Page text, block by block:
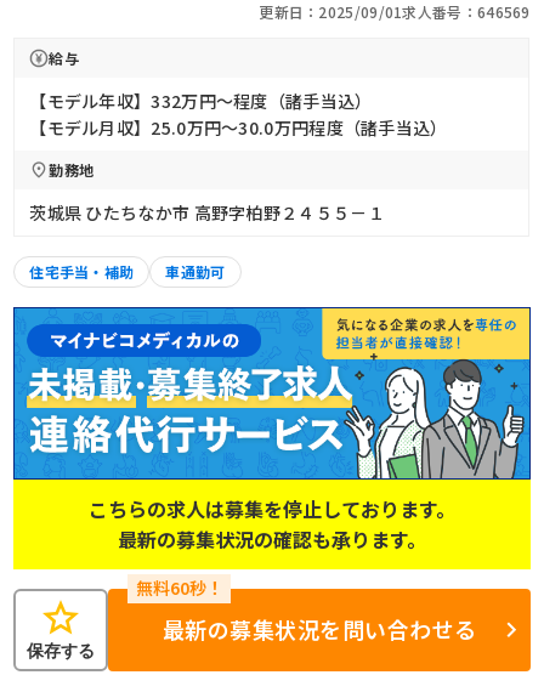
更新日：2025/09/01求人番号：646569
給与
【モデル年収】332万円〜程度（諸手当込）
【モデル月収】25.0万円〜30.0万円程度（諸手当込）
勤務地
茨城県 ひたちなか市 高野字柏野２４５５－１
住宅手当・補助 車通勤可
こちらの求人は募集を停止しております。
最新の募集状況の確認も承ります。
star
保存する
最新の募集状況を問い合わせる